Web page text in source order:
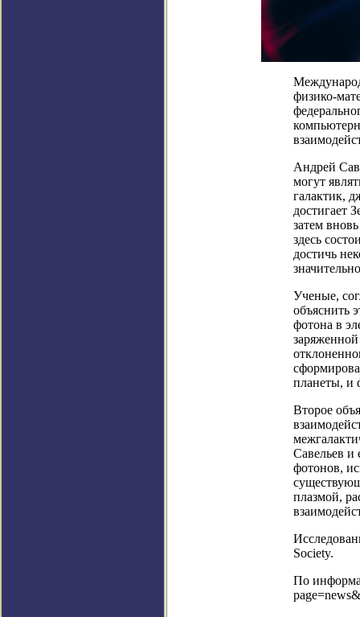
физико-
Андрей
могут
галактик,
достигает
затем
здесь
достичь
Ученые,
объяснить
фотона в
планеты, и
Второе
Савельев и
фотонов,
плазмой,
Society.
По